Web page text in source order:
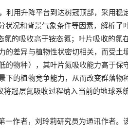
利用升降平台到达树冠顶部，采用稳
状况和背景气象条件等因素，解析了
的吸收高于铵态氮；叶片吸收的氮
的差异与植物性状密切相关，而受土
的物种），其叶片氮吸收能力高于保
下的植物竞争能力，从而改变群落物
冠层氮吸收过程纳入当前的地球系
一作者，刘玲莉研究员为通讯作者。